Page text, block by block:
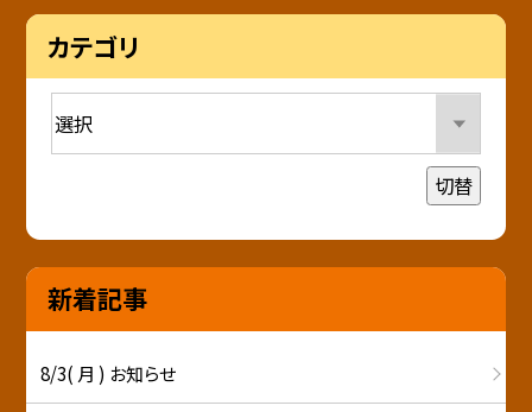
カテゴリ
切替
新着記事
8/3( 月 ) お知らせ